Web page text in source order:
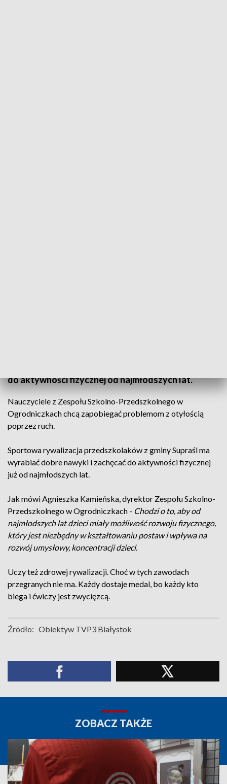
do aktywności fizycznej od najmłodszych lat.
Nauczyciele z Zespołu Szkolno-Przedszkolnego w
Ogrodniczkach chcą zapobiegać problemom z otyłością
poprzez ruch.
Sportowa rywalizacja przedszkolaków z gminy Supraśl ma
wyrabiać dobre nawyki i zachęcać do aktywności fizycznej
już od najmłodszych lat.
Jak mówi Agnieszka Kamieńska, dyrektor Zespołu Szkolno-
Przedszkolnego w Ogrodniczkach - Chodzi o to, aby od
najmłodszych lat dzieci miały możliwość rozwoju fizycznego,
który jest niezbędny w kształtowaniu postaw i wpływa na
rozwój umysłowy, koncentracji dzieci.
Uczy też zdrowej rywalizacji. Choć w tych zawodach
przegranych nie ma. Każdy dostaje medal, bo każdy kto
biega i ćwiczy jest zwycięzcą.
Źródło: Obiektyw TVP3 Białystok
ZOBACZ TAKŻE